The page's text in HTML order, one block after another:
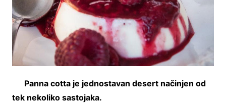
Panna cotta je jednostavan desert načinjen od
tek nekoliko sastojaka.